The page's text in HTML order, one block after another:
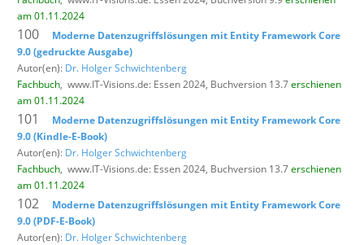
am 01.11.2024
100
Moderne Datenzugriffslösungen mit Entity Framework Core
9.0 (gedruckte Ausgabe)
Autor(en): Dr. Holger Schwichtenberg
Fachbuch, www.IT-Visions.de: Essen 2024, Buchversion 13.7erschienen
am 01.11.2024
101
Moderne Datenzugriffslösungen mit Entity Framework Core
9.0 (Kindle-E-Book)
Autor(en): Dr. Holger Schwichtenberg
Fachbuch, www.IT-Visions.de: Essen 2024, Buchversion 13.7erschienen
am 01.11.2024
102
Moderne Datenzugriffslösungen mit Entity Framework Core
9.0 (PDF-E-Book)
Autor(en): Dr. Holger Schwichtenberg